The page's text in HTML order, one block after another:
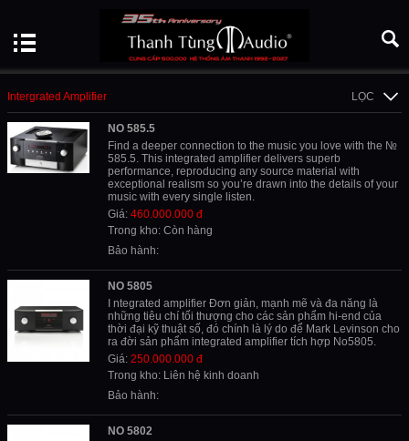
Intergrated Amplifier LỌC
NO 585.5
Find a deeper connection to the music you love with the №
585.5. This integrated amplifier delivers superb
performance, reproducing any source material with
exceptional realism so you’re drawn into the details of your
music with every single listen.
Giá: 460.000.000 đ
Trong kho: Còn hàng
Bảo hành:
NO 5805
I ntegrated amplifier Đơn giản, mạnh mẽ và đa năng là
những tiêu chí tối thượng cho các sản phẩm hi-end của
thời đại kỹ thuật số, đó chính là lý do để Mark Levinson cho
ra đời sản phẩm integrated amplifier tích hợp No5805.
Giá: 250.000.000 đ
Trong kho: Liên hệ kinh doanh
Bảo hành:
NO 5802